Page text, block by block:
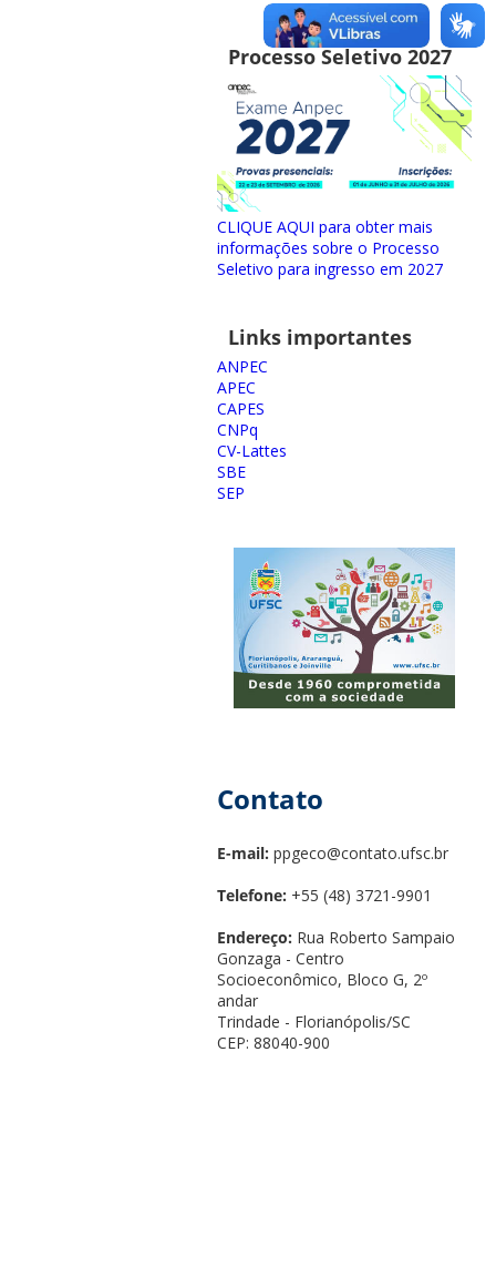
Processo Seletivo 2027
CLIQUE AQUI para obter mais
informações sobre o Processo
Seletivo para ingresso em 2027
Links importantes
ANPEC
APEC
CAPES
CNPq
CV-Lattes
SBE
SEP
Contato
E-mail: ppgeco@contato.ufsc.br
Telefone: +55 (48) 3721-9901
Endereço: Rua Roberto Sampaio
Gonzaga - Centro
Socioeconômico, Bloco G, 2º
andar
Trindade - Florianópolis/SC
CEP: 88040-900